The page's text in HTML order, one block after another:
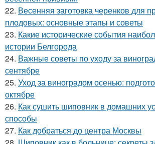
22. Весенняя заготовка черенков для
плодовых: основные этапы и советы
23. Какие исторические события
истории Белгорода
24. Важные советы по уходу за
сентябре
25. Уход за виноградом осенью:
октябре
26. Как сушить шиповник в домашних
способы
27. Как добраться до центра Москвы